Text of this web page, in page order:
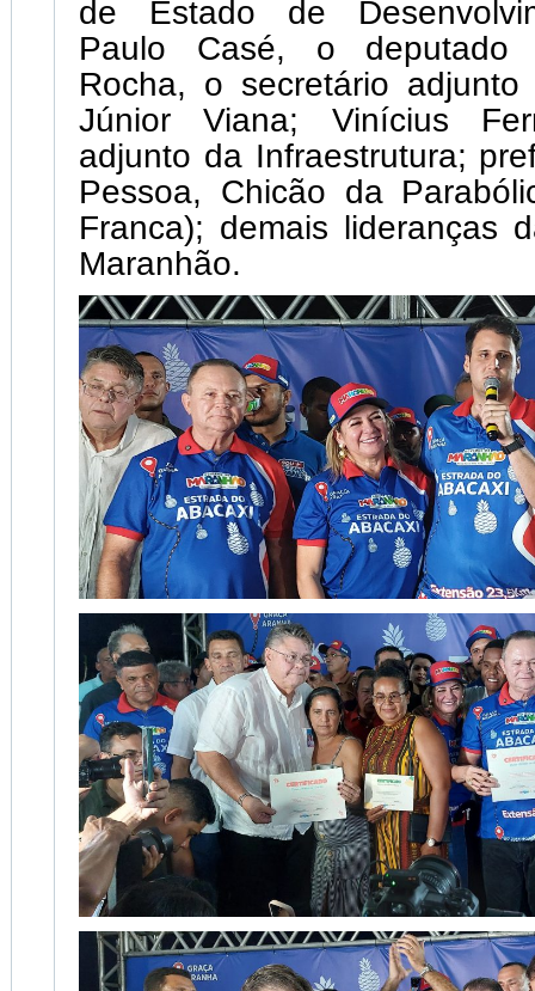
de Estado de
Paulo Casé, o deputado
Rocha, o secretário
Júnior Viana; Vinícius
adjunto da Infraestrutura;
Pessoa, Chicão da
Franca); demais lideranças
Maranhão.